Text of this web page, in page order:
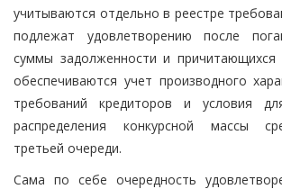
учитываются отдельно в реестре
подлежат удовлетворению после
суммы задолженности и причитающихся
обеспечиваются учет производного
требований кредиторов и условия
распределения конкурсной массы
третьей очереди.
Сама по себе очередность